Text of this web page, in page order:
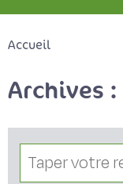
Accueil
Archives